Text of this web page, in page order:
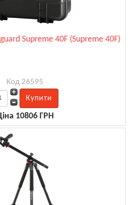
Supreme 40F (Supreme 40F)
Код 26595
10806 ГРН